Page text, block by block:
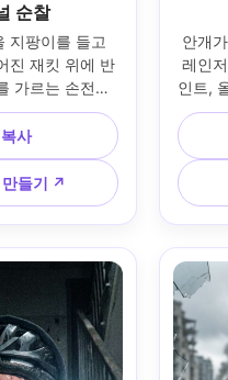
순찰
지팡이를 들고
진 재킷 위에 반
가르는 손전등
진 기차 객차,
로 촬영,
로스쿠로 조명,
인, 초현실적인
디테일, 서스펜
4:5
사
만들기 ↗
안개
레인
인트,
나무
에서
압축
감 넘
화